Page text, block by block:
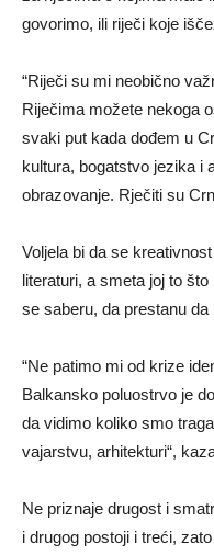
govorimo, ili riječi koje
“Riječi su mi neobično
Riječima možete nekoga
svaki put kada dođem u
kultura, bogatstvo jezika i
obrazovanje. Rječiti su
Voljela bi da se
literaturi, a smeta joj to
se saberu, da prestanu
“Ne patimo mi od krize
Balkansko poluostrvo je
da vidimo koliko smo
vajarstvu, arhitekturi“,
Ne priznaje drugost i
i drugog postoji i treći,